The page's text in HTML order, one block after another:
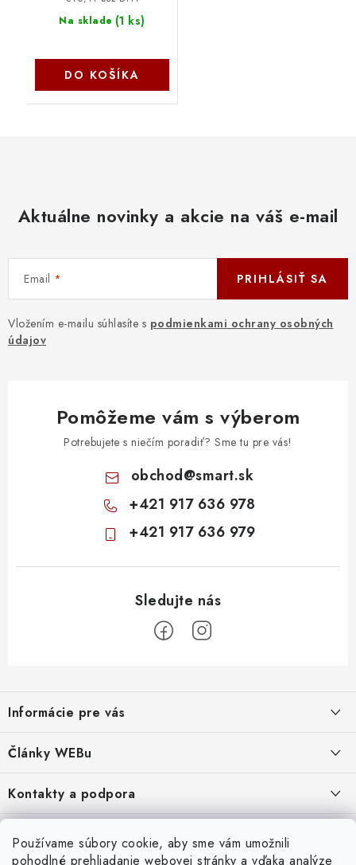
Používame súbory cookie, aby sme vám umožnili
pohodlné prehliadanie webovej stránky a vďaka analýze
Na sklade (1 ks)
DO KOŠÍKA
Aktuálne novinky a akcie na váš e-mail
Email
Vložením e-mailu súhlasíte s podmienkami ochrany osobných
údajov
PRIHLÁSIŤ SA
Pomôžeme vám s výberom
Potrebujete s niečím poradiť? Sme tu pre vás!
obchod@smart.sk
+421 917 636 978
+421 917 636 979
p
ä
e
Informácie pre vás
Obchodné podmienky
Moja objednávka
Odstúpenie od zmluvy
Články WEBu
Dôležité oznamy
16.6.2026
Nákup na splátky
23.10.2022
Kontakty a podpora
2.8.2022
Servisné služby